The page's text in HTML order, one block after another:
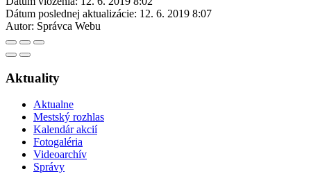
Dátum poslednej aktualizácie: 12. 6. 2019 8:07
Autor: Správca Webu
Aktuality
Aktualne
Mestský rozhlas
Kalendár akcií
Fotogaléria
Videoarchív
Správy